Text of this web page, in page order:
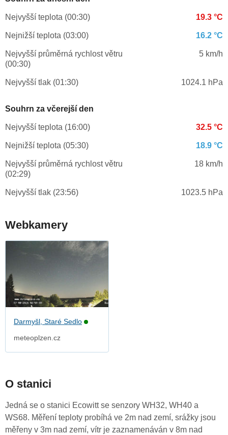
Nejvyšší teplota (00:30) 19.3 °C
Nejnižší teplota (03:00) 16.2 °C
Nejvyšší průměrná rychlost větru
(00:30)
5 km/h
Nejvyšší tlak (01:30) 1024.1 hPa
Souhrn za včerejší den
Nejvyšší teplota (16:00) 32.5 °C
Nejnižší teplota (05:30) 18.9 °C
Nejvyšší průměrná rychlost větru
(02:29)
18 km/h
Nejvyšší tlak (23:56) 1023.5 hPa
Webkamery
Darmyšl, Staré Sedlo
meteoplzen.cz
O stanici
Jedná se o stanici Ecowitt se senzory WH32, WH40 a
WS68. Měření teploty probíhá ve 2m nad zemí, srážky jsou
měřeny v 3m nad zemí, vítr je zaznamenáván v 8m nad